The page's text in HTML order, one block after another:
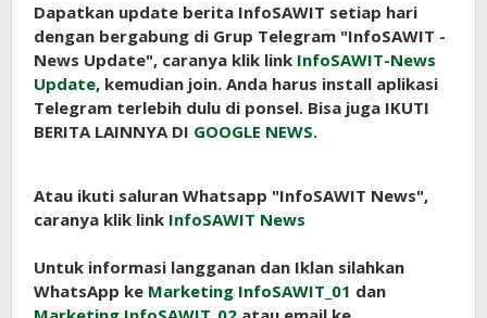
Dapatkan update berita InfoSAWIT setiap hari
dengan bergabung di Grup Telegram "InfoSAWIT -
News Update", caranya klik link InfoSAWIT-News
Update, kemudian join. Anda harus install aplikasi
Telegram terlebih dulu di ponsel. Bisa juga IKUTI
BERITA LAINNYA DI GOOGLE NEWS.
Atau ikuti saluran Whatsapp "InfoSAWIT News",
caranya klik link InfoSAWIT News
Untuk informasi langganan dan Iklan silahkan
WhatsApp ke Marketing InfoSAWIT_01 dan